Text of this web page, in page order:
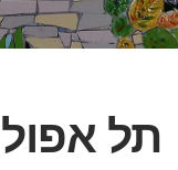
תל